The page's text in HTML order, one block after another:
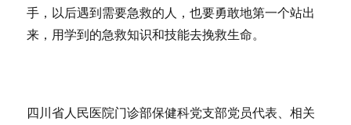
手，以后遇到需要急救的人，也要勇敢地第一个站出
来，用学到的急救知识和技能去挽救生命。
四川省人民医院门诊部保健科党支部党员代表、相关